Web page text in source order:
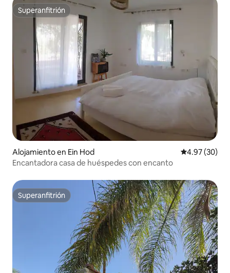
Superanfitrión
Superanfitrión
Alojamiento en Ein Hod Calificación
4.97 (30)
Encantadora casa de huéspedes con encanto
Superanfitrión
Superanfitrión